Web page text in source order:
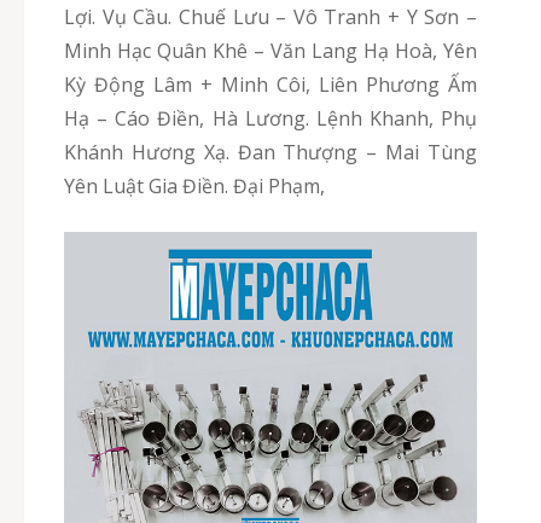
Lợi. Vụ Cầu. Chuế Lưu – Vô Tranh + Y Sơn –
Minh Hạc Quân Khê – Văn Lang Hạ Hoà, Yên
Kỳ Động Lâm + Minh Côi, Liên Phương Ấm
Hạ – Cáo Điền, Hà Lương. Lệnh Khanh, Phụ
Khánh Hương Xạ. Đan Thượng – Mai Tùng
Yên Luật Gia Điền. Đại Phạm,